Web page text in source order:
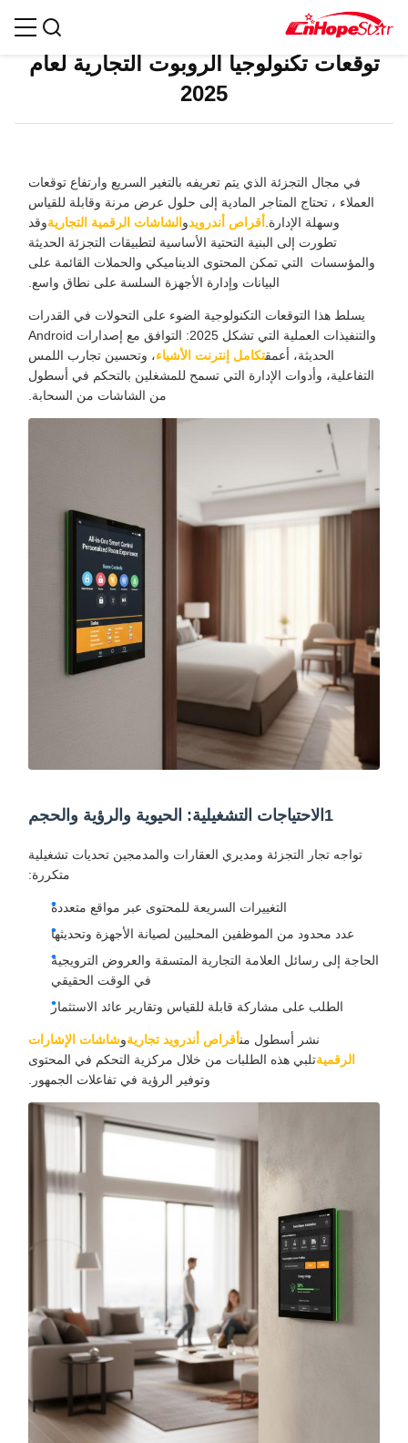
الشاشات الذكية، مستقبل أكثر إشراقاً
توقعات تكنولوجيا الروبوت التجارية لعام
2025
في مجال التجزئة الذي يتم تعريفه بالتغير السريع وارتفاع توقعات
العملاء ، تحتاج المتاجر المادية إلى حلول عرض مرنة وقابلة للقياس
وسهلة الإدارة. أقراص أندرويدو الشاشات الرقمية التجاريةوقد
تطورت إلى البنية التحتية الأساسية لتطبيقات التجزئة الحديثة
والمؤسسات ‬ التي تمكن المحتوى الديناميكي والحملات القائمة على
البيانات وإدارة الأجهزة السلسة على نطاق واسع.
يسلط هذا التوقعات التكنولوجية الضوء على التحولات في القدرات
والتنفيذات العملية التي تشكل 2025: التوافق مع إصدارات Android
الحديثة، أعمقتكامل إنترنت الأشياء، وتحسين تجارب اللمس
التفاعلية، وأدوات الإدارة التي تسمح للمشغلين بالتحكم في أسطول
من الشاشات من السحابة.
1الاحتياجات التشغيلية: الحيوية والرؤية والحجم
تواجه تجار التجزئة ومديري العقارات والمدمجين تحديات تشغيلية
متكررة:
التغييرات السريعة للمحتوى عبر مواقع متعددة
عدد محدود من الموظفين المحليين لصيانة الأجهزة وتحديثها
الحاجة إلى رسائل العلامة التجارية المتسقة والعروض الترويجية
في الوقت الحقيقي
الطلب على مشاركة قابلة للقياس وتقارير عائد الاستثمار
نشر أسطول منأقراص أندرويد تجاريةوشاشات الإشارات
الرقميةتلبي هذه الطلبات من خلال مركزية التحكم في المحتوى
وتوفير الرؤية في تفاعلات الجمهور.